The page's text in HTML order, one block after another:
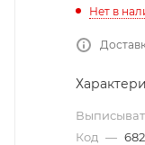
Нет в
Код —